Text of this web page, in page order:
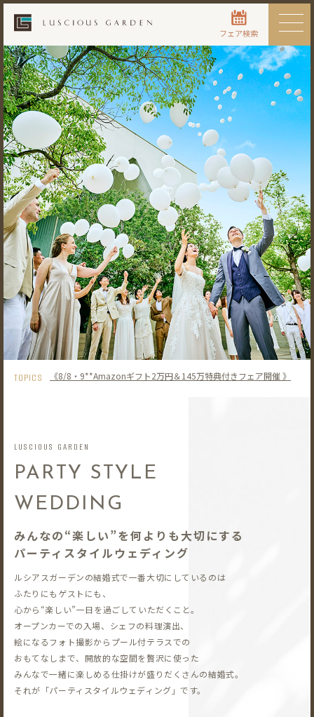
フェア検索
TOPICS 《8/8・9**Amazonギフト2万円＆145万特典付きフェア開催 》
LUSCIOUS GARDEN
PARTY STYLE
WEDDING
みんなの“楽しい”を何よりも大切にする
パーティスタイルウェディング
ルシアスガーデンの結婚式で一番大切にしているのは
ふたりにもゲストにも、
心から“楽しい”一日を過ごしていただくこと。
オープンカーでの入場、シェフの料理演出、
絵になるフォト撮影から プール付テラスでの
おもてなしまで、開放的な空間を贅沢に使った
みんなで一緒に楽しめる仕掛けが盛りだくさんの結婚式。
それが「パーティスタイルウェディング」です。